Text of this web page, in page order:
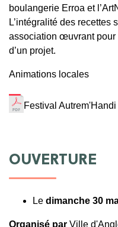
boulangerie Erroa et
L’intégralité des recettes
association œuvrant pour
d’un projet.
Animations locales
Festival
OUVERTURE
Le dimanche 30
Organisé par Ville